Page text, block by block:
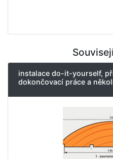
instalace do-it-yourself,
dokončovací práce a